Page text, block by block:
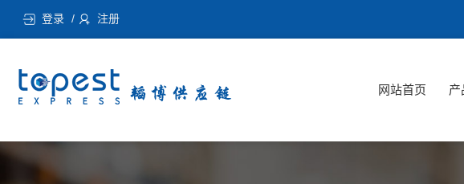
登录 注册
网站首页 产